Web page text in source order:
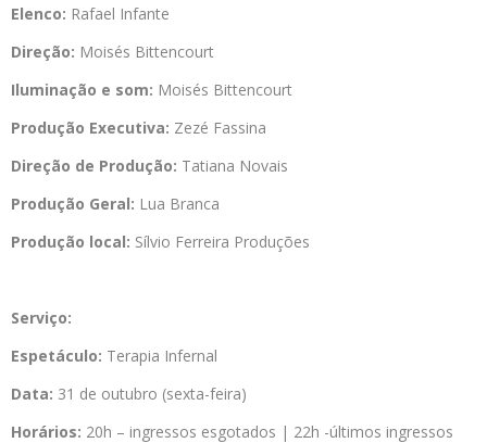
Elenco: Rafael Infante
Direção: Moisés Bittencourt
Iluminação e som: Moisés Bittencourt
Produção Executiva: Zezé Fassina
Direção de Produção: Tatiana Novais
Produção Geral: Lua Branca
Produção local: Sílvio Ferreira Produções
Serviço:
Espetáculo: Terapia Infernal
Data: 31 de outubro (sexta-feira)
Horários: 20h – ingressos esgotados | 22h -últimos ingressos